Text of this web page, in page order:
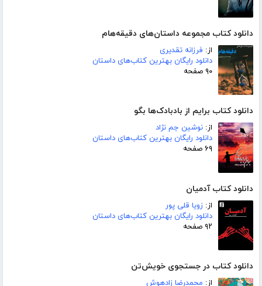
دانلود کتاب مجموعه داستان‌های دقیقه‌هام
از: فرزانه تقدیری
دانلود رایگان بهترین کتاب‌های داستان
۹۰ صفحه
دانلود کتاب برایم از بادبادک‌ها بگو
از: نوشین جم نژاد
دانلود رایگان بهترین کتاب‌های داستان
۶۹ صفحه
دانلود کتاب آدمیان
از: زویا قلی پور
دانلود رایگان بهترین کتاب‌های داستان
۹۲ صفحه
دانلود کتاب در جستجوی خویش‌تن
از: محمدرضا زادهوش